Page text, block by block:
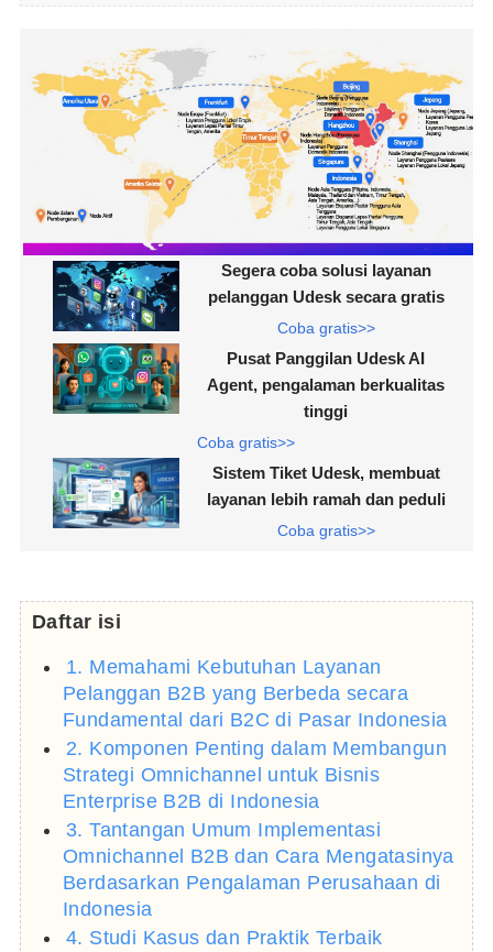
Segera coba solusi layanan
pelanggan Udesk secara gratis
Coba gratis>>
Pusat Panggilan Udesk AI
Agent, pengalaman berkualitas
tinggi
Coba gratis>>
Sistem Tiket Udesk, membuat
layanan lebih ramah dan peduli
Coba gratis>>
Daftar isi
1. Memahami Kebutuhan Layanan
Pelanggan B2B yang Berbeda secara
Fundamental dari B2C di Pasar Indonesia
2. Komponen Penting dalam Membangun
Strategi Omnichannel untuk Bisnis
Enterprise B2B di Indonesia
3. Tantangan Umum Implementasi
Omnichannel B2B dan Cara Mengatasinya
Berdasarkan Pengalaman Perusahaan di
Indonesia
4. Studi Kasus dan Praktik Terbaik